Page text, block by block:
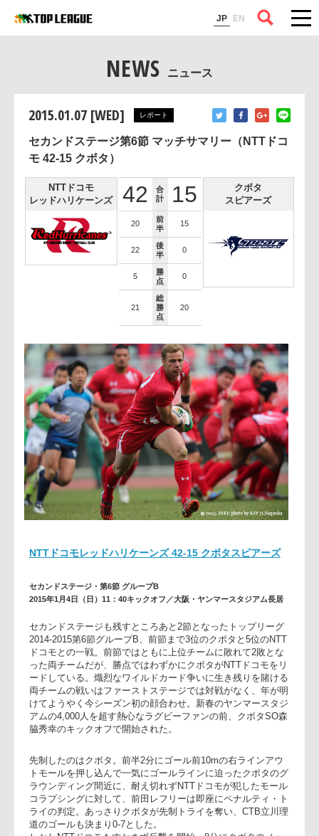
JP EN
コラム
NEWS ニュース
2015.01.07 [WED] レポート
セカンドステージ第6節 マッチサマリー（NTTドコ
モ 42-15 クボタ）
NTTドコモ
レッドハリケーンズ 42 合
計 15
点
点
セカンドステージ・第6節 グループB
2015年1月4日（日）11：40キックオフ／大阪・ヤンマースタジアム長居
セカンドステージも残すところあと2節となったトップリーグ
2014-2015第6節グループB、前節まで3位のクボタと5位のNTT
ドコモとの一戦。前節ではともに上位チームに敗れて2敗とな
ードしている。熾烈なワイルドカード争いに生き残りを賭け
両チームの戦いはファーストステージでは対戦がなく、年が
けてようやく今シーズン初の顔合わせ。新春のヤンマースタ
アムの4,000人を超す熱心なラグビーファンの前、クボタSO森
脇秀幸のキックオフで開始された。